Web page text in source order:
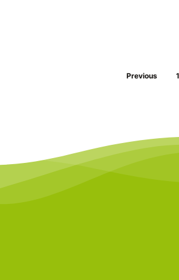
Previous 1